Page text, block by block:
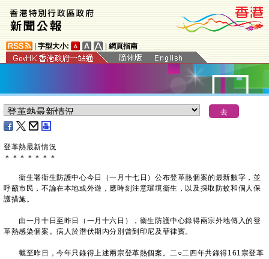
字型大小: 網頁指南
登革熱最新情況
＊ ＊ ＊ ＊ ＊ ＊ ＊
衞生署衞生防護中心今日（一月十七日）公布登革熱個案的最新數字，並
呼籲市民，不論在本地或外遊，應時刻注意環境衞生，以及採取防蚊和個人保
護措施。
由一月十日至昨日（一月十六日），衞生防護中心錄得兩宗外地傳入的登
革熱感染個案。病人於潛伏期內分別曾到印尼及菲律賓。
截至昨日，今年只錄得上述兩宗登革熱個案。二○二四年共錄得161宗登革